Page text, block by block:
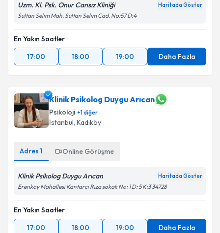
Uzm. Kl. Psk. Onur Cansız Kliniği Haritada Göster
Sultan Selim Mah. Sultan Selim Cad. No:57 D:4
En Yakın Saatler
17:00
18:00 19:00 Daha Fazla
Klinik Psikolog Duygu Arıcan
Psikoloji +1diğer
İstanbul, Kadıköy
Adres 1 Online Görüşme
Klinik Psikolog Duygu Arıcan Haritada Göster
Erenköy Mahallesi Kantarcı Rıza sokak No: 1 D: 5 K:3 34728
En Yakın Saatler
17:00
18:00 19:00 Daha Fazla